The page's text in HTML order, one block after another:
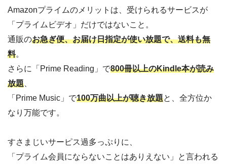
Amazonプライムのメリットは、受けられるサービスが
「プライムビデオ」だけではないこと。
通販のお急ぎ便、お届け日指定が使い放題で、送料も無
料。
さらに「Prime Reading」で800冊以上のKindle本が読み
放題
「Prime Music」で100万曲以上が聴き放題と、全方位か
なり万能です。
すさまじいサーピス過多っぷりに、
「プライム会員にならないことはありえない」と言われる